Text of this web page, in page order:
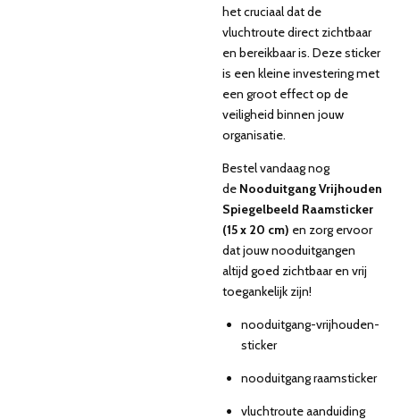
het cruciaal dat de
vluchtroute direct zichtbaar
en bereikbaar is. Deze sticker
is een kleine investering met
een groot effect op de
veiligheid binnen jouw
organisatie.
Bestel vandaag nog
de Nooduitgang Vrijhouden
Spiegelbeeld Raamsticker
(15 x 20 cm) en zorg ervoor
dat jouw nooduitgangen
altijd goed zichtbaar en vrij
toegankelijk zijn!
nooduitgang-vrijhouden-
sticker
nooduitgang raamsticker
vluchtroute aanduiding